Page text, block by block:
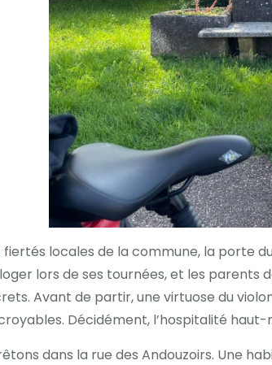
locales de la commune, la porte
lors de ses tournées, et les parents
Avant de partir, une virtuose du
Décidément, l’hospitalité haut-
dans la rue des Andouzoirs. Une